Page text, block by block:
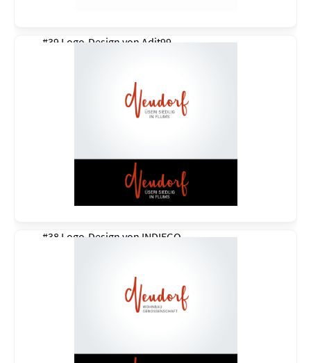
#39 Logo-Design von Adit99
#38 Logo-Design von INDIEGO